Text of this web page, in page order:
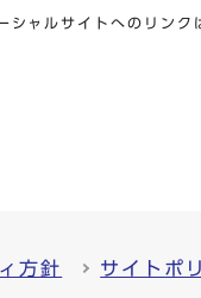
シャルサイトへのリンク
方針 サイトポ